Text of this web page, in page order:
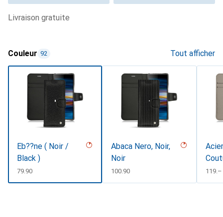
livraison gratuite
Couleur 92 Tout afficher
Eb??ne ( Noir /
Black )
CHF
79.90
Abaca Nero, Noir,
Noir
CHF
100.90 CHF
119.–